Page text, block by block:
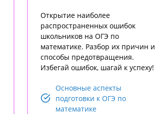
Открытие наиболее
распространенных ошибок
школьников на ОГЭ по
математике. Разбор их причин и
способы предотвращения.
Избегай ошибок, шагай к успеху!
Основные аспекты
подготовки к ОГЭ по
математике